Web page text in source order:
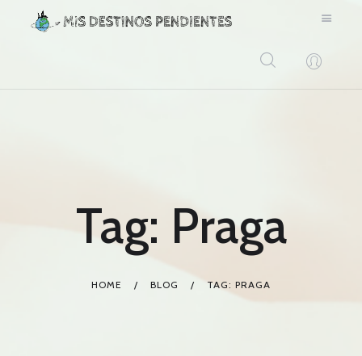
Tag: Praga
HOME BLOG TAG: PRAGA